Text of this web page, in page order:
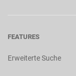
FEATURES
Erweiterte Suche